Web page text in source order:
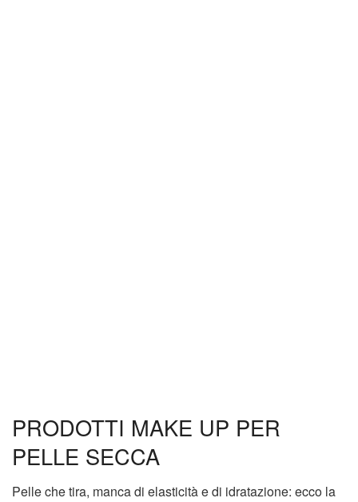
PRODOTTI MAKE UP PER
PELLE SECCA
Pelle che tira, manca di elasticità e di idratazione: ecco la